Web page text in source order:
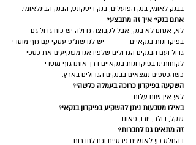
בבנק לאומי, בנק הפועלים, בנק דיסקונט, הבנק הבינלאומי.
אתם בנק? איך זה מתבצע?
לא, אנחנו לא בנק, אבל לקבוצה גדולה יש כוח גדול גם
בפיקדונות בנקאיים! יש לנו שת"פ עסקי עם גוף מוסדי
גדול ועם הבנקים הגדולים שלפיו אנו משקיעים את כספי
לקוחותינו בפיקדונות בנקאיים דרך אותו גוף מוסדי
כשהכספים נמצאים בבנקים הגדולים בארץ.
השקעה בפיקדון כרוכה בעמלה כלשהי?
לא! אין שום עלות.
באילו מטבעות ניתן להשקיע בפיקדון בנקאי?
שקל, דולר, יורו, פאונד.
זה מתאים גם לחברות?
בהחלט כן! לאנשים פרטיים וגם לחברות.